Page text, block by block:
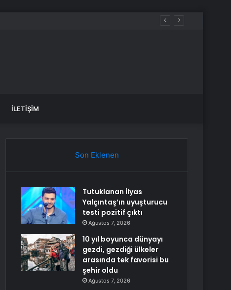
İLETIŞIM
Son Eklenen
Tutuklanan İlyas
Yalçıntaş’ın uyuşturucu
testi pozitif çıktı
Ağustos 7, 2026
10 yıl boyunca dünyayı
gezdi, gezdiği ülkeler
arasında tek favorisi bu
şehir oldu
Ağustos 7, 2026